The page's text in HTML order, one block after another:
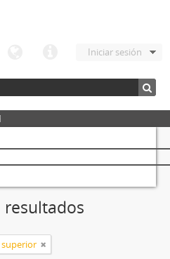
Iniciar sesión
superior